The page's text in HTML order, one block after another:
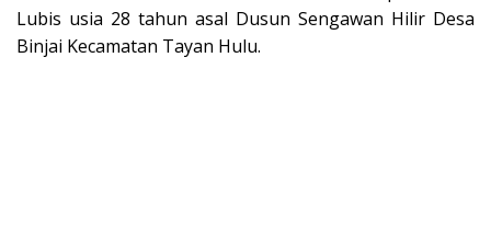
Lubis usia 28 tahun asal Dusun Sengawan Hilir Desa
Binjai Kecamatan Tayan Hulu.